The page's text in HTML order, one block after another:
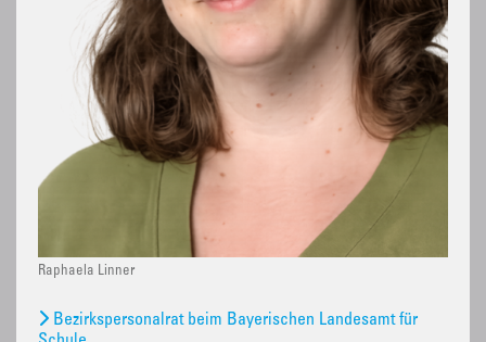
Raphaela Linner
Bezirkspersonalrat beim Bayerischen Landesamt für